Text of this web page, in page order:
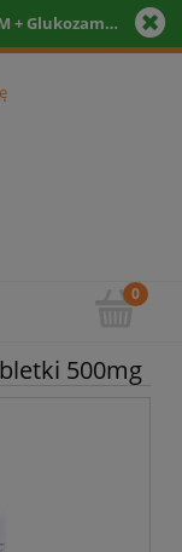
• NOWOŚCI ➺ Kolagen - MÖV® + MSM + Glukozamina + Witamina C- Tabletki • Witamina D3 12.000 IU + kofaktory - tabletki 90szt. + 90szt. •
500mg